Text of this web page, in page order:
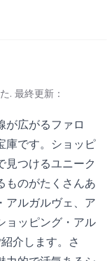
. 最終更新：
が広がるファロ
庫です。ショッピ
見つけるユニーク
ものがたくさんあ
アルガルヴェ、ア
ョッピング・アル
介します。さ